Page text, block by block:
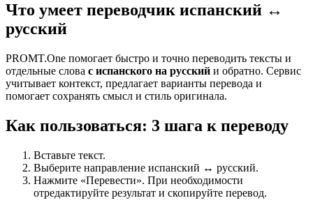
Что умеет переводчик испанский ↔
русский
PROMT.One помогает быстро и точно переводить тексты и
отдельные слова с испанского на русский и обратно. Сервис
учитывает контекст, предлагает варианты перевода и
помогает сохранять смысл и стиль оригинала.
Как пользоваться: 3 шага к переводу
Вставьте текст.
Выберите направление испанский ↔ русский.
Нажмите «Перевести». При необходимости
отредактируйте результат и скопируйте перевод.